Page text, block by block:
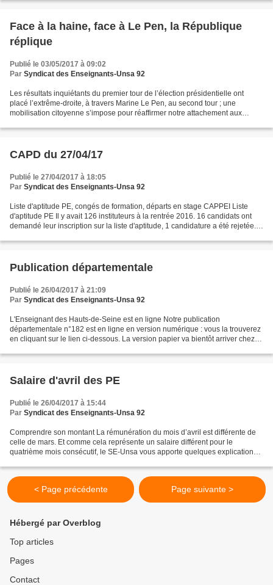
Face à la haine, face à Le Pen, la République
réplique
Publié le 03/05/2017 à 09:02
Par Syndicat des Enseignants-Unsa 92
Les résultats inquiétants du premier tour de l’élection présidentielle ont
placé l’extrême-droite, à travers Marine Le Pen, au second tour ; une
mobilisation citoyenne s’impose pour réaffirmer notre attachement aux
CAPD du 27/04/17
Publié le 27/04/2017 à 18:05
Par Syndicat des Enseignants-Unsa 92
Liste d'aptitude PE, congés de formation, départs en stage CAPPEI Liste
d'aptitude PE Il y avait 126 instituteurs à la rentrée 2016. 16 candidats ont
demandé leur inscription sur la liste d'aptitude, 1 candidature a été rejetée.
Publication départementale
Publié le 26/04/2017 à 21:09
Par Syndicat des Enseignants-Unsa 92
L'Enseignant des Hauts-de-Seine est en ligne Notre publication
départementale n°182 est en ligne en version numérique : vous la trouverez
en cliquant sur le lien ci-dessous. La version papier va bientôt arriver chez
Salaire d'avril des PE
Publié le 26/04/2017 à 15:44
Par Syndicat des Enseignants-Unsa 92
Comprendre son montant La rémunération du mois d’avril est différente de
celle de mars. Et comme cela représente un salaire différent pour le
quatrième mois consécutif, le SE-Unsa vous apporte quelques explications.
< Page précédente Page suivante >
Hébergé par Overblog
Top articles
Pages
Contact